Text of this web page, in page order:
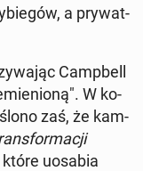
a pry­wat­
Camp­bell
W ko­
zaś, że kam­
uosabia